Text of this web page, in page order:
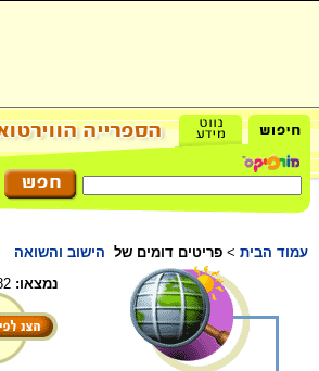
עמוד הבית > פריטים דומים של הישוב והשואה
נמצאו: